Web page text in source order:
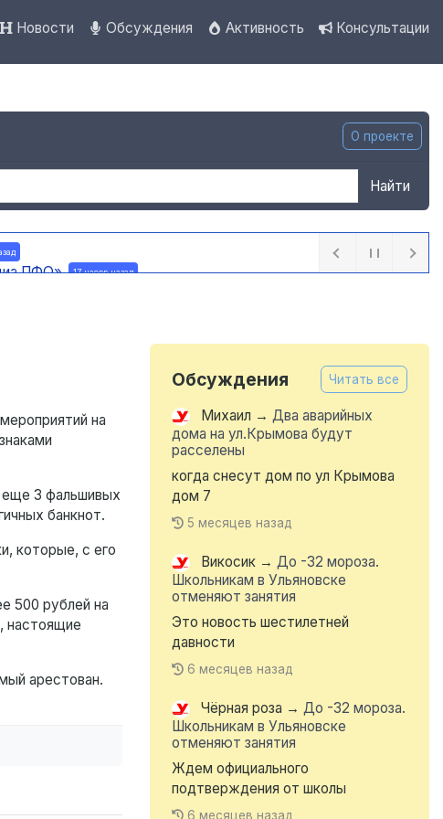
Новости Обсуждения Активность Консультации
О проекте
Найти
ПФО» 17 часов назад
на
еще 3 фальшивых
банкнот.
которые, с его
500 рублей на
настоящие
арестован.
Обсуждения Читать все
Михаил → Два аварийных
дома на ул.Крымова будут
расселены
когда снесут дом по ул Крымова
дом 7
5 месяцев назад
Викосик → До -32 мороза.
Школьникам в Ульяновске
отменяют занятия
Это новость шестилетней
давности
6 месяцев назад
Чёрная роза → До -32 мороза.
Школьникам в Ульяновске
отменяют занятия
Ждем официального
подтверждения от школы
6 месяцев назад